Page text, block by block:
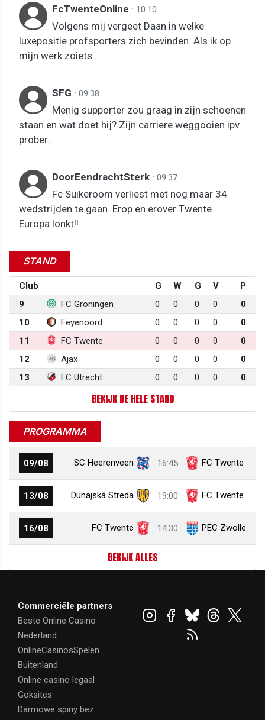
FcTwenteOnline · 10:10
Volgens mij vergeet Daan in welke
luxepositie profsporters zich bevinden. Als ik op
mijn werk zoiets...
SFG · 09:38
Menig supporter zou graag in zijn schoenen
staan en wat doet hij? Zijn carriere weggooien ipv
prober...
DoorEendrachtSterk · 09:37
Fc Suikeroom verliest met nog maar 34
wedstrijden te gaan. Erop en erover Twente.
Europa lonkt!!
STAND
Club G W G V
P
9
FC Groningen 0 0 0 0
0
10
Feyenoord 0 0 0 0
0
11
FC Twente 0 0 0 0
0
12
Ajax 0 0 0 0
0
13
FC Utrecht 0 0 0 0 0
BEKIJK DE HELE STAND
PROGRAMMA
09/08 SC Heerenveen 16:45 FC Twente
13/08 Dunajská Streda 19:00 FC Twente
16/08 FC Twente 14:30 PEC Zwolle
BEKIJK ALLES
Commerciële partners
Beste Online Casino
Nederland
OnlineCasinosSpelen
Buitenland
Online casino legaal
Goksites
Darmowe spiny bez